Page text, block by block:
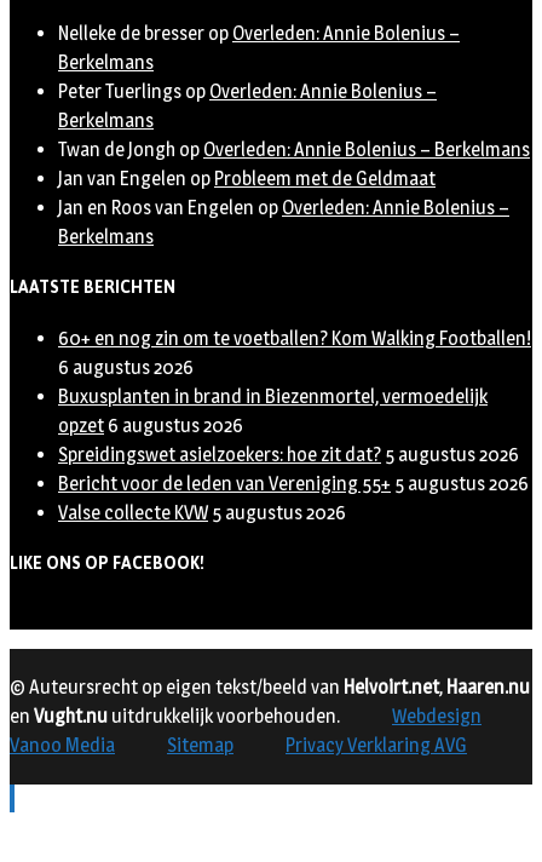
Nelleke de bresser op Overleden: Annie Bolenius –
Berkelmans
Peter Tuerlings op Overleden: Annie Bolenius –
Berkelmans
Twan de Jongh op Overleden: Annie Bolenius – Berkelmans
Jan van Engelen op Probleem met de Geldmaat
Jan en Roos van Engelen op Overleden: Annie Bolenius –
Berkelmans
LAATSTE BERICHTEN
60+ en nog zin om te voetballen? Kom Walking Footballen!
6 augustus 2026
Buxusplanten in brand in Biezenmortel, vermoedelijk
opzet 6 augustus 2026
Spreidingswet asielzoekers: hoe zit dat? 5 augustus 2026
Bericht voor de leden van Vereniging 55+ 5 augustus 2026
Valse collecte KVW 5 augustus 2026
LIKE ONS OP FACEBOOK!
© Auteursrecht op eigen tekst/beeld van Helvoirt.net, Haaren.nu
en Vught.nu uitdrukkelijk voorbehouden.
Webdesign
Vanoo Media
Sitemap Privacy Verklaring AVG